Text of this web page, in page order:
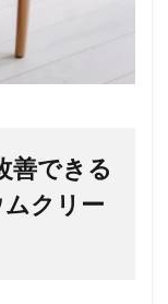
善できる
クリー